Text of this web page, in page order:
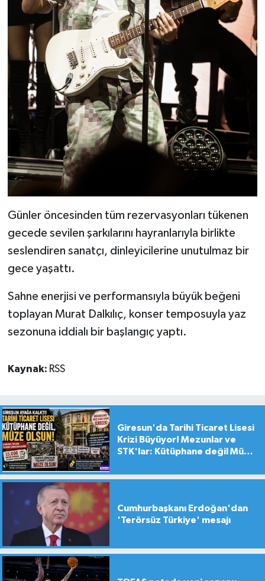
Günler öncesinden tüm rezervasyonları tükenen
gecede sevilen şarkılarını hayranlarıyla birlikte
seslendiren sanatçı, dinleyicilerine unutulmaz bir
gece yaşattı.
Sahne enerjisi ve performansıyla büyük beğeni
toplayan Murat Dalkılıç, konser temposuyla yaz
sezonuna iddialı bir başlangıç yaptı.
Kaynak: RSS
Giresun'da Tarihi Ticaret Lisesi
Krizi Büyüyor! Mezunlar ve
STK'lar: Kütüphane değil Müze
Cumhurbaşkanı Erdoğan'dan
'Terörsüz Türkiye' mesajı